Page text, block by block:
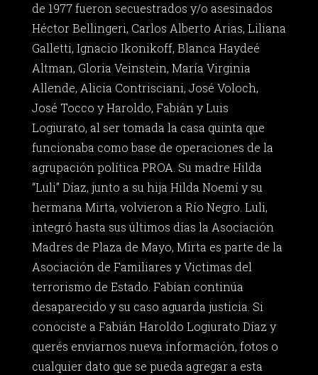
de 1977 fueron secuestrados y/o asesinados
Héctor Bellingeri, Carlos Alberto Arias, Liliana
Galletti, Ignacio Ikonikoff, Blanca Haydeé
Altman, Gloria Veinstein, María Virginia
Allende, Alicia Contrisciani, José Voloch,
José Tocco y Haroldo, Fabián y Luis
Logiurato, al ser tomada la casa quinta que
funcionaba como base de operaciones de la
agrupación política PROA. Su madre Hilda
“Luli” Díaz, junto a su hija Hilda Noemí y su
hermana Mirta, volvieron a Río Negro. Luli,
integró hasta sus últimos días la Asociación
Madres de Plaza de Mayo, Mirta es parte de la
Asociación de Familiares y Victimas del
terrorismo de Estado. Fabían continúa
desaparecido y su caso aguarda justicia. Si
conociste a Fabián Haroldo Logiurato Díaz y
querés enviarnos nueva información, fotos o
cualquier dato que se pueda agregar a esta